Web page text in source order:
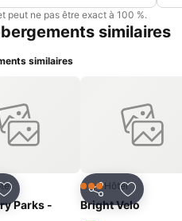
peut ne pas être exact à 100 %.
similaires
similaires
Ajouter à mes favoris
Parks -
PartagerAjouter
3 ÉtoilesHôtel
Bright Velo